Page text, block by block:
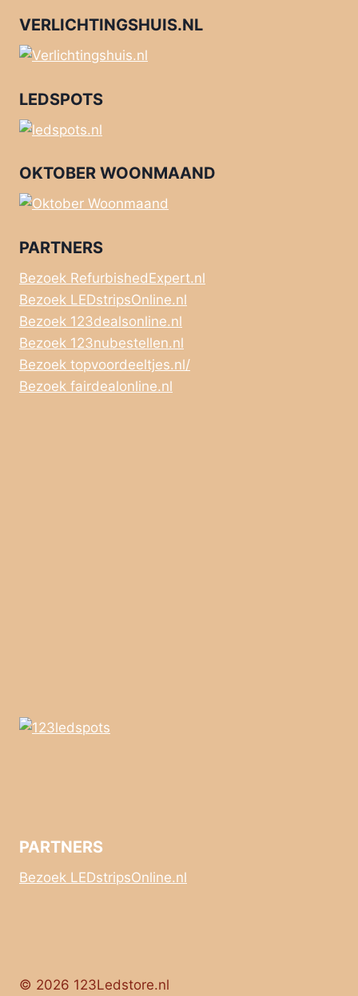
VERLICHTINGSHUIS.NL
LEDSPOTS
OKTOBER WOONMAAND
PARTNERS
Bezoek RefurbishedExpert.nl
Bezoek LEDstripsOnline.nl
Bezoek 123dealsonline.nl
Bezoek 123nubestellen.nl
Bezoek topvoordeeltjes.nl/
Bezoek fairdealonline.nl
PARTNERS
Bezoek LEDstripsOnline.nl
© 2026 123Ledstore.nl